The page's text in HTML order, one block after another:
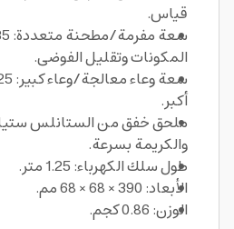
قياس.
المكونات وتقليل الفوضى.
أكبر.
ملحق خفق من الستانلس
والكريمة بسرعة.
طول سلك الكهرباء: 1.25 متر.
الأبعاد: 390 × 68 × 68 مم.
الوزن: 0.86 كجم.